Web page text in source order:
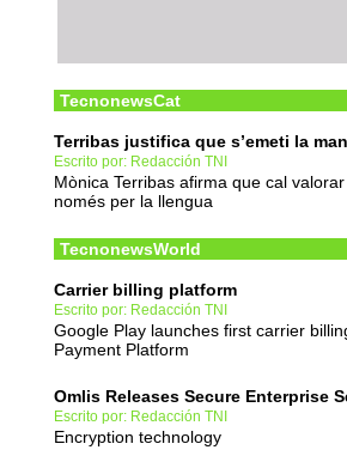
TecnonewsCat
Terribas justifica que s’emeti la
Escrito por: Redacción TNI
Mònica Terribas afirma que cal
només per la llengua
TecnonewsWorld
Carrier billing platform
Escrito por: Redacción TNI
Google Play launches first carrier
Payment Platform
Omlis Releases Secure Enterprise
Escrito por: Redacción TNI
Encryption technology